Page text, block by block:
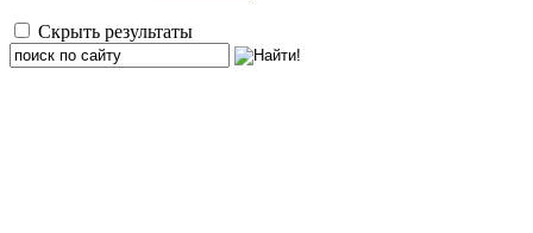
Скрыть результаты